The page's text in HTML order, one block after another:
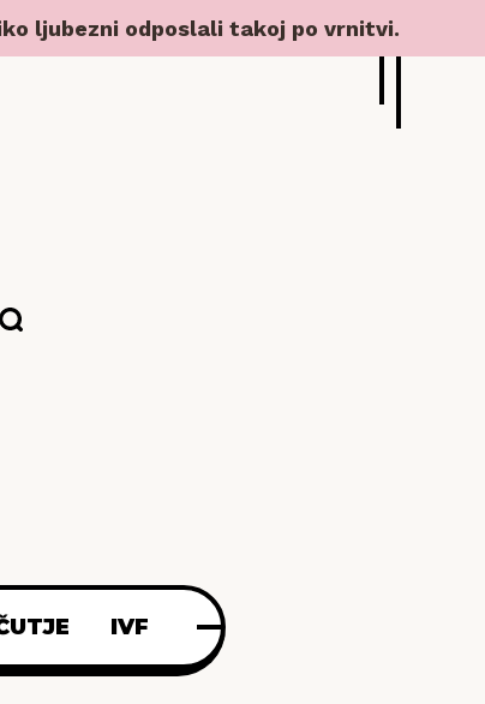
ljubezni odposlali takoj po vrnitvi.
IVF